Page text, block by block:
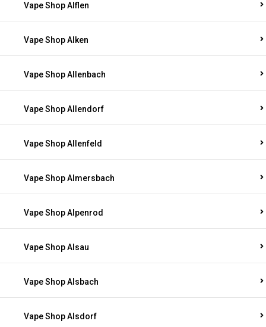
Vape Shop Alflen
Vape Shop Alken
Vape Shop Allenbach
Vape Shop Allendorf
Vape Shop Allenfeld
Vape Shop Almersbach
Vape Shop Alpenrod
Vape Shop Alsau
Vape Shop Alsbach
Vape Shop Alsdorf